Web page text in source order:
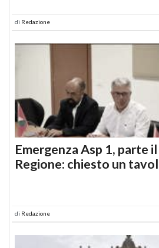
di Redazione
Emergenza Asp 1, parte
Regione: chiesto un
di Redazione